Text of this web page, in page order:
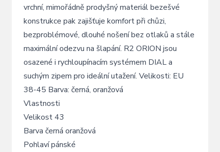
vrchní, mimořádně prodyšný materiál bezešvé
konstrukce pak zajišťuje komfort při chůzi,
bezproblémové, dlouhé nošení bez otlaků a stále
maximální odezvu na šlapání. R2 ORION jsou
osazené i rychloupínacím systémem DIAL a
suchým zipem pro ideální utažení. Velikosti: EU
38-45 Barva: černá, oranžová
Vlastnosti
Velikost 43
Barva černá oranžová
Pohlaví pánské